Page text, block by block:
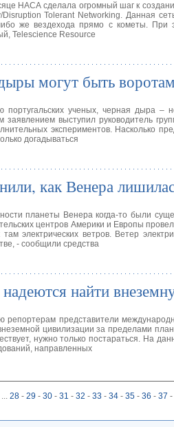
НАСА сделала огромный шаг к
Disruption Tolerant Networking. Данная
же вездехода прямо с кометы. При
Telescience Resource
могут быть
португальских ученых, черная дыра –
заявлением выступил руководитель
экспериментов. Насколько
догадываться
как Венера
планеты Венера когда-то были
центров Америки и Европы
электрических ветров. Ветер
- сообщили средства
найти
репортерам представители
цивилизации за пределами
нужно только постараться. На
направленных
... 28 - 29 - 30 - 31 - 32 - 33 - 34 - 35 - 36 - 37 -